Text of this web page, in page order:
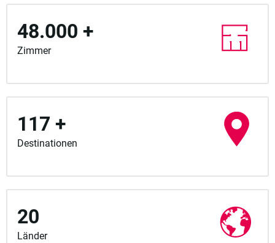
48.000 +
Zimmer
117 +
Destinationen
20
Länder